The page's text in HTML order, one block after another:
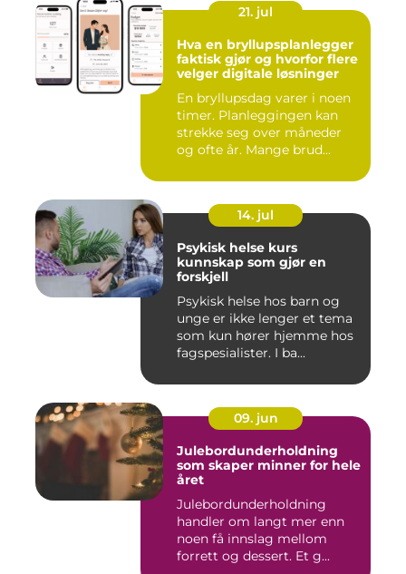
21. jul
Hva en bryllupsplanlegger
faktisk gjør og hvorfor flere
velger digitale løsninger
En bryllupsdag varer i noen
timer. Planleggingen kan
strekke seg over måneder
og ofte år. Mange brud...
14. jul
Psykisk helse kurs
kunnskap som gjør en
forskjell
Psykisk helse hos barn og
unge er ikke lenger et tema
som kun hører hjemme hos
fagspesialister. I ba...
09. jun
Julebordunderholdning
som skaper minner for hele
året
Julebordunderholdning
handler om langt mer enn
noen få innslag mellom
forrett og dessert. Et g...